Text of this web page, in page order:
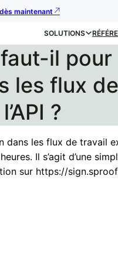
maintenant
SOLUTIONS
il pour
les flux de
?
dans les flux de travail
Il s’agit d’une
sur https://